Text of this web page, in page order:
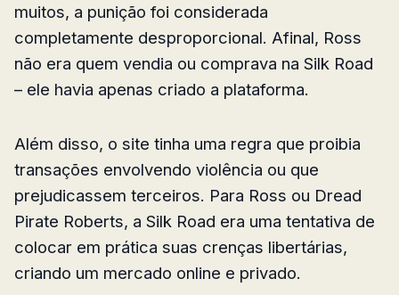
muitos, a punição foi considerada
completamente desproporcional. Afinal, Ross
não era quem vendia ou comprava na Silk Road
– ele havia apenas criado a plataforma.
Além disso, o site tinha uma regra que proibia
transações envolvendo violência ou que
prejudicassem terceiros. Para Ross ou Dread
Pirate Roberts, a Silk Road era uma tentativa de
colocar em prática suas crenças libertárias,
criando um mercado online e privado.